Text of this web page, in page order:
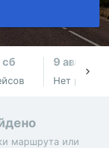
сб 9 авг., вс
Нет рейсов
маршрута или